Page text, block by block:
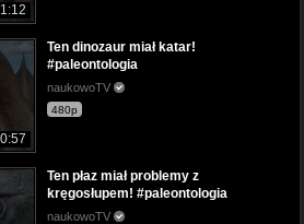
Ten dinozaur miał katar!
#paleontologia
naukowoTV
480p
Ten płaz miał problemy z
kręgosłupem! #paleontologia
naukowoTV